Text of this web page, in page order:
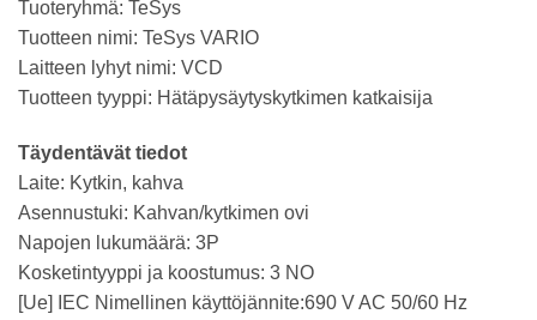
Tuoteryhmä: TeSys
Tuotteen nimi: TeSys VARIO
Laitteen lyhyt nimi: VCD
Tuotteen tyyppi: Hätäpysäytyskytkimen katkaisija
Täydentävät tiedot
Laite: Kytkin, kahva
Asennustuki: Kahvan/kytkimen ovi
Napojen lukumäärä: 3P
Kosketintyyppi ja koostumus: 3 NO
[Ue] IEC Nimellinen käyttöjännite:690 V AC 50/60 Hz